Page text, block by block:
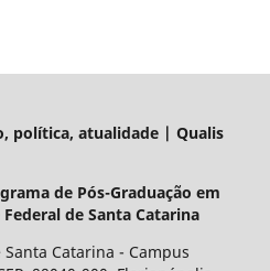
política, atualidade | Qualis
de Pós-Graduação em
de Santa Catarina
Catarina - Campus